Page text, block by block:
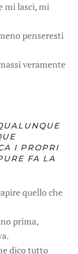
mi lasci, mi
penseresti
veramente
I PROPRI
FA LA
quello che
prima,
dico tutto